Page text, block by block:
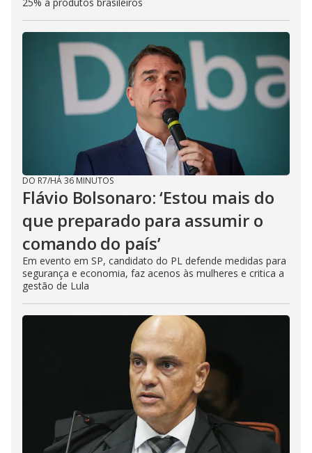
DO R7/HÁ 36 MINUTOS
Flávio Bolsonaro: ‘Estou mais do
que preparado para assumir o
comando do país’
Em evento em SP, candidato do PL defende medidas para
segurança e economia, faz acenos às mulheres e critica a
gestão de Lula